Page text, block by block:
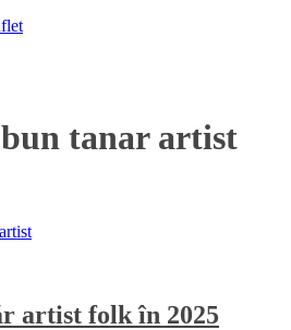
tanar artist
artist folk în 2025